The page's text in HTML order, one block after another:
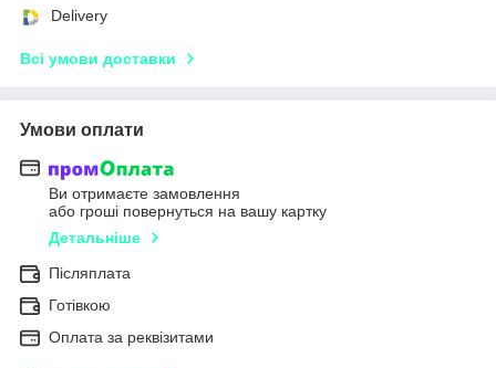
Delivery
Всі умови доставки
Умови оплати
Ви отримаєте замовлення
або гроші повернуться на вашу картку
Детальніше
Післяплата
Готівкою
Оплата за реквізитами